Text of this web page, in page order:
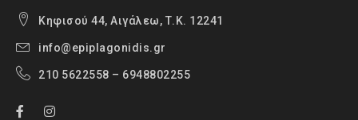
Κηφισού 44, Αιγάλεω, Τ.Κ. 12241
info@epiplagonidis.gr
210 5622558 – 6948802255